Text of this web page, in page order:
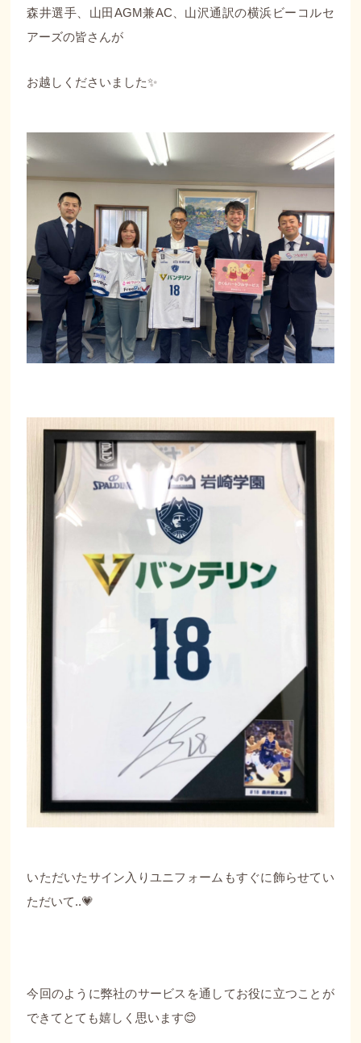
森井選手、山田AGM兼AC、山沢通訳の横浜ビーコルセ
アーズの皆さんが
お越しくださいました✨
いただいたサイン入りユニフォームもすぐに飾らせてい
ただいて..💗
今回のように弊社のサービスを通してお役に立つことが
できてとても嬉しく思います😊